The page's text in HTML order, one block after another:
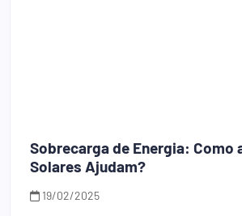
Sobrecarga de Energia: Como
Solares Ajudam?
19/02/2025